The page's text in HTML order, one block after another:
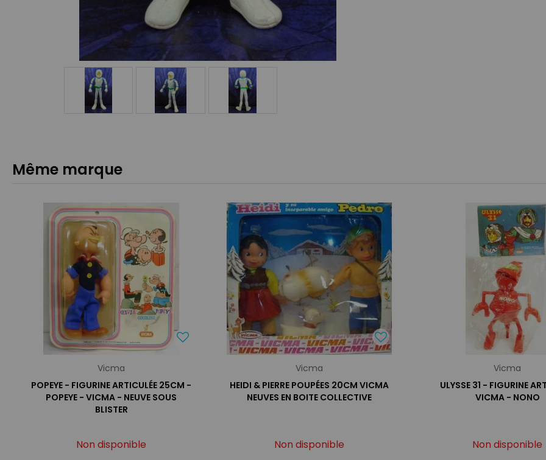
Même marque
Vicma
POPEYE - FIGURINE ARTICULÉE 25CM -
POPEYE - VICMA - NEUVE SOUS
BLISTER
Non disponible
Vicma
HEIDI & PIERRE POUPÉES 20CM VICMA
NEUVES EN BOITE COLLECTIVE
Non disponible
Vicma
ULYSSE 31 - FIGURINE
VICMA - NONO
Non disponible